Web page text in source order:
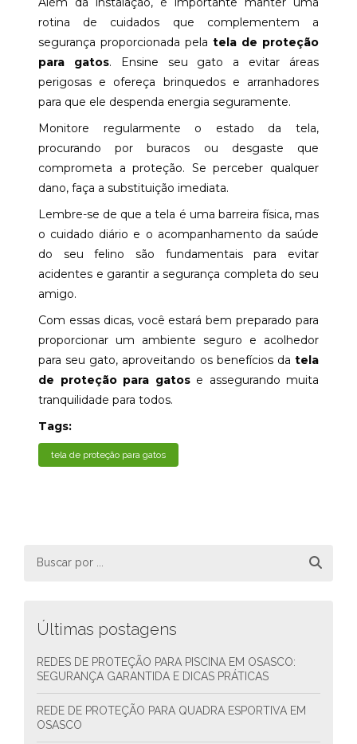
rotina de cuidados que complementem a
segurança proporcionada pela tela de proteção
para gatos. Ensine seu gato a evitar áreas
perigosas e ofereça brinquedos e arranhadores
para que ele despenda energia seguramente.
Monitore regularmente o estado da tela,
procurando por buracos ou desgaste que
comprometa a proteção. Se perceber qualquer
dano, faça a substituição imediata.
Lembre-se de que a tela é uma barreira física, mas
o cuidado diário e o acompanhamento da saúde
do seu felino são fundamentais para evitar
acidentes e garantir a segurança completa do seu
amigo.
Com essas dicas, você estará bem preparado para
proporcionar um ambiente seguro e acolhedor
para seu gato, aproveitando os benefícios da tela
de proteção para gatose assegurando muita
tranquilidade para todos.
Tags:
tela de proteção para gatos
Últimas postagens
REDES DE PROTEÇÃO PARA PISCINA EM OSASCO:
SEGURANÇA GARANTIDA E DICAS PRÁTICAS
REDE DE PROTEÇÃO PARA QUADRA ESPORTIVA EM
OSASCO